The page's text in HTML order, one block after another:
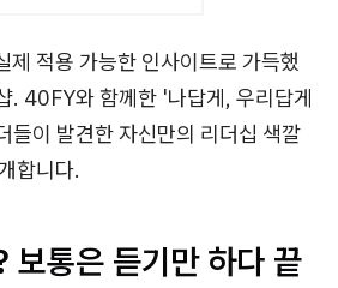
제 적용 가능한 인사이트로 가득했
. 40FY와 함께한 '나답게, 우리답게
들이 발견한 자신만의 리더십 색깔
합니다.
보통은 듣기만 하다 끝